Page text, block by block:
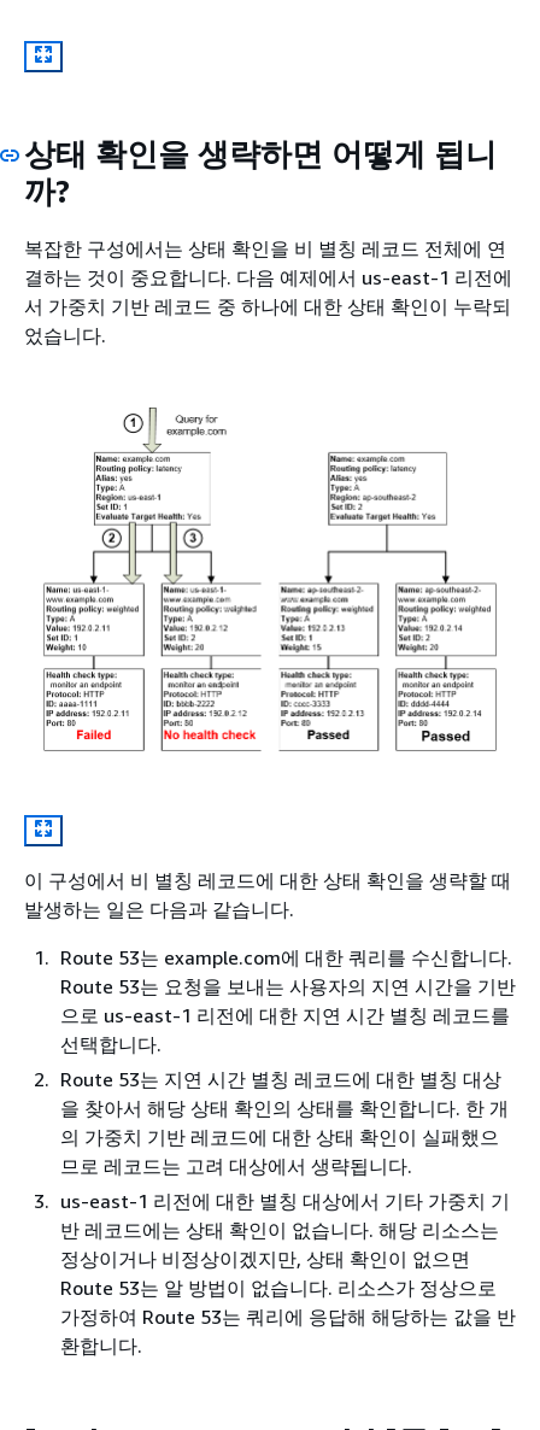
상태 확인을 생략하면 어떻게 됩니
까?
복잡한 구성에서는 상태 확인을 비 별칭 레코드 전체에 연
결하는 것이 중요합니다. 다음 예제에서 us-east-1 리전에
서 가중치 기반 레코드 중 하나에 대한 상태 확인이 누락되
었습니다.
이 구성에서 비 별칭 레코드에 대한 상태 확인을 생략할 때
발생하는 일은 다음과 같습니다.
Route 53는 example.com에 대한 쿼리를 수신합니다.
Route 53는 요청을 보내는 사용자의 지연 시간을 기반
으로 us-east-1 리전에 대한 지연 시간 별칭 레코드를
선택합니다.
Route 53는 지연 시간 별칭 레코드에 대한 별칭 대상
을 찾아서 해당 상태 확인의 상태를 확인합니다. 한 개
의 가중치 기반 레코드에 대한 상태 확인이 실패했으
므로 레코드는 고려 대상에서 생략됩니다.
us-east-1 리전에 대한 별칭 대상에서 기타 가중치 기
반 레코드에는 상태 확인이 없습니다. 해당 리소스는
정상이거나 비정상이겠지만, 상태 확인이 없으면
Route 53는 알 방법이 없습니다. 리소스가 정상으로
가정하여 Route 53는 쿼리에 응답해 해당하는 값을 반
환합니다.